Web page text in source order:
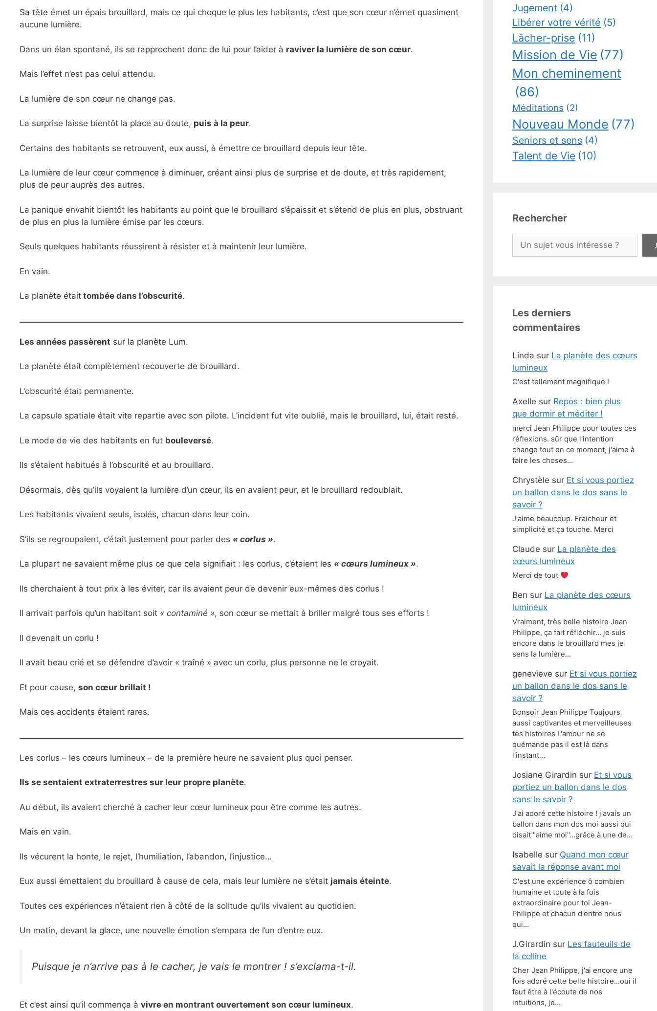
Sa tête émet un épais brouillard, mais ce qui choque le plus les habitants, c’est que son cœur n’émet quasiment
aucune lumière.
Dans un élan spontané, ils se rapprochent donc de lui pour l’aider à raviver la lumière de son cœur.
Mais l’effet n’est pas celui attendu.
La lumière de son cœur ne change pas.
La surprise laisse bientôt la place au doute, puis à la peur.
Certains des habitants se retrouvent, eux aussi, à émettre ce brouillard depuis leur tête.
La lumière de leur cœur commence à diminuer, créant ainsi plus de surprise et de doute, et très rapidement,
plus de peur auprès des autres.
La panique envahit bientôt les habitants au point que le brouillard s’épaissit et s’étend de plus en plus, obstruant
de plus en plus la lumière émise par les cœurs.
Seuls quelques habitants réussirent à résister et à maintenir leur lumière.
En vain.
La planète était tombée dans l’obscurité.
Les années passèrent sur la planète Lum.
La planète était complètement recouverte de brouillard.
L’obscurité était permanente.
La capsule spatiale était vite repartie avec son pilote. L’incident fut vite oublié, mais le brouillard, lui, était resté.
Le mode de vie des habitants en fut bouleversé.
Ils s’étaient habitués à l’obscurité et au brouillard.
Désormais, dès qu’ils voyaient la lumière d’un cœur, ils en avaient peur, et le brouillard redoublait.
Les habitants vivaient seuls, isolés, chacun dans leur coin.
S’ils se regroupaient, c’était justement pour parler des « corlus ».
La plupart ne savaient même plus ce que cela signifiait : les corlus, c’étaient les « cœurs lumineux ».
Ils cherchaient à tout prix à les éviter, car ils avaient peur de devenir eux-mêmes des corlus !
Il arrivait parfois qu’un habitant soit « contaminé », son cœur se mettait à briller malgré tous ses efforts !
Il devenait un corlu !
Il avait beau crié et se défendre d’avoir « traîné » avec un corlu, plus personne ne le croyait.
Et pour cause, son cœur brillait !
Mais ces accidents étaient rares.
Les corlus – les cœurs lumineux – de la première heure ne savaient plus quoi penser.
Ils se sentaient extraterrestres sur leur propre planète.
Au début, ils avaient cherché à cacher leur cœur lumineux pour être comme les autres.
Mais en vain.
Ils vécurent la honte, le rejet, l’humiliation, l’abandon, l’injustice…
Eux aussi émettaient du brouillard à cause de cela, mais leur lumière ne s’était jamais éteinte.
Toutes ces expériences n’étaient rien à côté de la solitude qu’ils vivaient au quotidien.
Un matin, devant la glace, une nouvelle émotion s’empara de l’un d’entre eux.
Puisque je n’arrive pas à le cacher, je vais le montrer ! s’exclama-t-il.
Et c’est ainsi qu’il commença à vivre en montrant ouvertement son cœur lumineux.
Jugement (4)
Libérer votre vérité (5)
Lâcher-prise (11)
Mission de Vie (77)
Mon cheminement
(86)
Méditations (2)
Nouveau Monde (77)
Seniors et sens (4)
Talent de Vie (10)
Rechercher
Les derniers
commentaires
Linda sur La planète des cœurs
lumineux
C'est tellement magnifique !
Axelle sur Repos : bien plus
que dormir et méditer !
merci Jean Philippe pour toutes ces
réflexions. sûr que l'intention
change tout en ce moment, j'aime à
faire les choses…
Chrystèle sur Et si vous portiez
un ballon dans le dos sans le
savoir ?
J'aime beaucoup. Fraicheur et
simplicité et ça touche. Merci
Claude sur La planète des
cœurs lumineux
Merci de tout
Ben sur La planète des cœurs
lumineux
Vraiment, très belle histoire Jean
Philippe, ça fait réfléchir… je suis
encore dans le brouillard mes je
sens la lumière…
genevieve sur Et si vous portiez
un ballon dans le dos sans le
savoir ?
Bonsoir Jean Philippe Toujours
aussi captivantes et merveilleuses
tes histoires L'amour ne se
quémande pas il est là dans
l'instant…
Josiane Girardin sur Et si vous
portiez un ballon dans le dos
sans le savoir ?
J'ai adoré cette histoire ! j'avais un
ballon dans mon dos moi aussi qui
disait "aime moi"...grâce à une de…
Isabelle sur Quand mon cœur
savait la réponse avant moi
C'est une expérience ô combien
humaine et toute à la fois
extraordinaire pour toi Jean-
Philippe et chacun d'entre nous
qui…
J.Girardin sur Les fauteuils de
la colline
Cher Jean Philippe, j'ai encore une
fois adoré cette belle histoire...oui il
faut être à l'écoute de nos
intuitions, je…